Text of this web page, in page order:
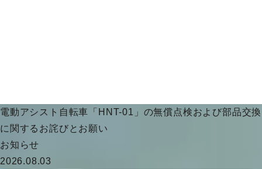
電動アシスト自転車「HNT-01」の無償点検および部品交換
に関するお詫びとお願い
お知らせ
2026.08.03